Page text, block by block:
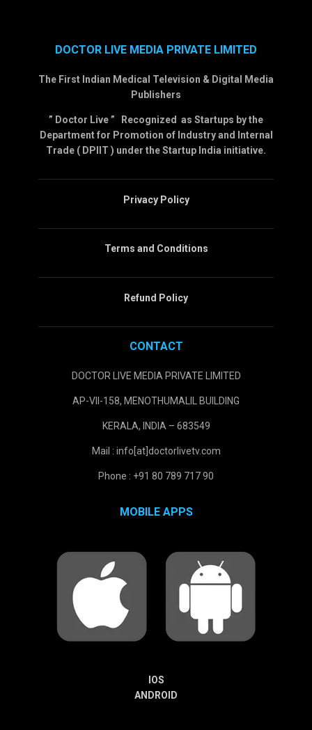
DOCTOR LIVE MEDIA PRIVATE LIMITED
The First Indian Medical Television & Digital Media
Publishers
” Doctor Live ” Recognized as Startups by the
Department for Promotion of Industry and Internal
Trade ( DPIIT ) under the Startup India initiative.
Privacy Policy
Terms and Conditions
Refund Policy
CONTACT
DOCTOR LIVE MEDIA PRIVATE LIMITED
AP-VII-158, MENOTHUMALIL BUILDING
KERALA, INDIA – 683549
Mail : info[at]doctorlivetv.com
Phone : +91 80 789 717 90
MOBILE APPS
IOS
ANDROID